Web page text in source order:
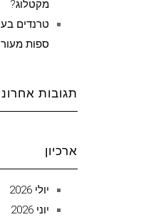
מקטלוג?
טרנדים
ספות מעור
תגובות
ארכיון
יולי 2026
יוני 2026